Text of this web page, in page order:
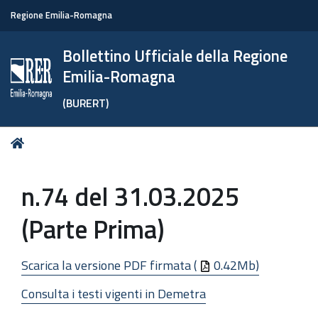
Regione Emilia-Romagna
Bollettino Ufficiale della Regione
Emilia-Romagna
(BURERT)
Tu
n.74 del 31.03.2025
(Parte Prima)
Scarica la versione PDF firmata (
0.42Mb)
Consulta i testi vigenti in Demetra